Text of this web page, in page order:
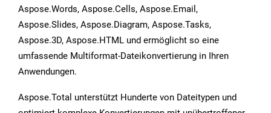
Aspose.Words, Aspose.Cells, Aspose.Email,
Aspose.Slides, Aspose.Diagram, Aspose.Tasks,
Aspose.3D, Aspose.HTML und ermöglicht so eine
umfassende Multiformat-Dateikonvertierung in Ihren
Anwendungen.
Aspose.Total unterstützt Hunderte von Dateitypen und